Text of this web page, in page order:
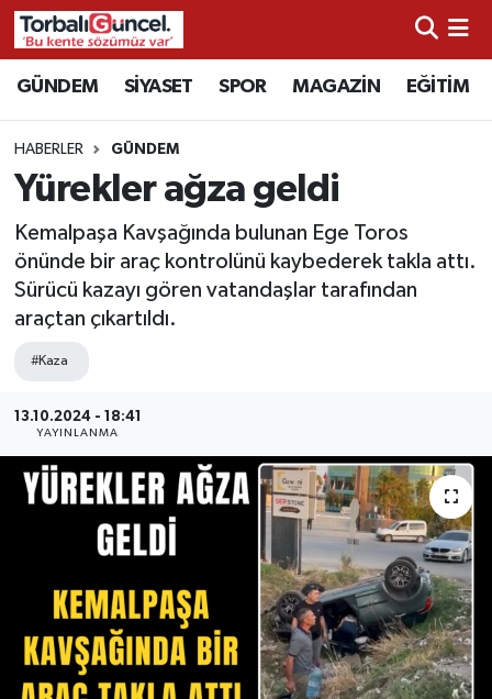
GÜNDEM SİYASET SPOR MAGAZİN EĞİTİM
HABERLER GÜNDEM
Yürekler ağza geldi
Kemalpaşa Kavşağında bulunan Ege Toros
önünde bir araç kontrolünü kaybederek takla attı.
Sürücü kazayı gören vatandaşlar tarafından
araçtan çıkartıldı.
#Kaza
13.10.2024 - 18:41
YAYINLANMA
İzmir Nöbetçi Eczaneler
İzmir Hava Durumu
İzmir Namaz Vakitleri
İzmir Trafik Yoğunluk Haritası
Süper Lig Puan Durumu ve Fikstür
Tüm Manşetler
Son Dakika Haberleri
Haber Arşivi